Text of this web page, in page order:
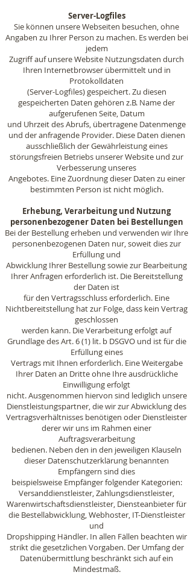
Server-Logfiles
Sie können unsere Webseiten besuchen, ohne
Angaben zu Ihrer Person zu machen. Es werden bei
jedem
Zugriff auf unsere Website Nutzungsdaten durch
Ihren Internetbrowser übermittelt und in
Protokolldaten
(Server-Logfiles) gespeichert. Zu diesen
gespeicherten Daten gehören z.B. Name der
aufgerufenen Seite, Datum
und Uhrzeit des Abrufs, übertragene Datenmenge
und der anfragende Provider. Diese Daten dienen
ausschließlich der Gewährleistung eines
störungsfreien Betriebs unserer Website und zur
Verbesserung unseres
Angebotes. Eine Zuordnung dieser Daten zu einer
bestimmten Person ist nicht möglich.
Erhebung, Verarbeitung und Nutzung
personenbezogener Daten bei Bestellungen
Bei der Bestellung erheben und verwenden wir Ihre
personenbezogenen Daten nur, soweit dies zur
Erfüllung und
Abwicklung Ihrer Bestellung sowie zur Bearbeitung
Ihrer Anfragen erforderlich ist. Die Bereitstellung
der Daten ist
für den Vertragsschluss erforderlich. Eine
Nichtbereitstellung hat zur Folge, dass kein Vertrag
geschlossen
werden kann. Die Verarbeitung erfolgt auf
Grundlage des Art. 6 (1) lit. b DSGVO und ist für die
Erfüllung eines
Vertrags mit Ihnen erforderlich. Eine Weitergabe
Ihrer Daten an Dritte ohne Ihre ausdrückliche
Einwilligung erfolgt
nicht. Ausgenommen hiervon sind lediglich unsere
Dienstleistungspartner, die wir zur Abwicklung des
Vertragsverhältnisses benötigen oder Dienstleister
derer wir uns im Rahmen einer
Auftragsverarbeitung
bedienen. Neben den in den jeweiligen Klauseln
dieser Datenschutzerklärung benannten
Empfängern sind dies
beispielsweise Empfänger folgender Kategorien:
Versanddienstleister, Zahlungsdienstleister,
Warenwirtschaftsdienstleister, Diensteanbieter für
die Bestellabwicklung, Webhoster, IT-Dienstleister
und
Dropshipping Händler. In allen Fällen beachten wir
strikt die gesetzlichen Vorgaben. Der Umfang der
Datenübermittlung beschränkt sich auf ein
Mindestmaß.